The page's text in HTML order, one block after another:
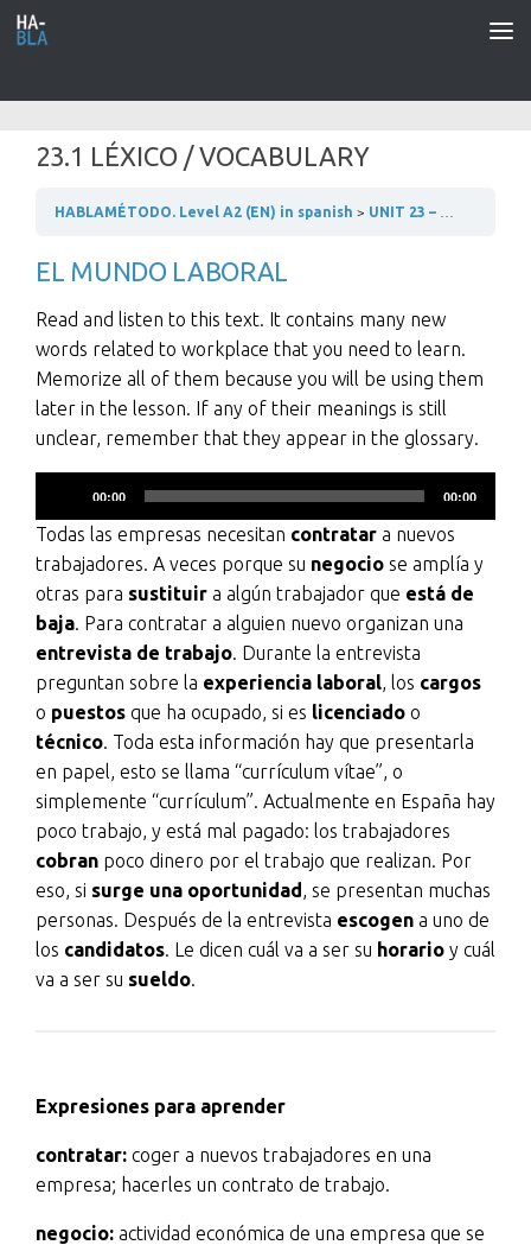
Saltar al contenido
23.1 LÉXICO / VOCABULARY
HABLAMÉTODO. Level A2 (EN) in spanish UNIT 23 – UNA ENTREVISTA DE TRABAJO
EL MUNDO LABORAL
Read and listen to this text. It contains many new
words related to workplace that you need to learn.
Memorize all of them because you will be using them
later in the lesson. If any of their meanings is still
unclear, remember that they appear in the glossary.
de
audio
00:00 00:00
Todas las empresas necesitan contratar a nuevos
trabajadores. A veces porque su negocio se amplía y
otras para sustituir a algún trabajador que está de
baja. Para contratar a alguien nuevo organizan una
entrevista de trabajo. Durante la entrevista
preguntan sobre la experiencia laboral, los cargos
o puestos que ha ocupado, si es licenciado o
técnico. Toda esta información hay que presentarla
en papel, esto se llama “currículum vítae”, o
simplemente “currículum”. Actualmente en España hay
poco trabajo, y está mal pagado: los trabajadores
cobran poco dinero por el trabajo que realizan. Por
eso, si surge una oportunidad, se presentan muchas
personas. Después de la entrevista escogen a uno de
los candidatos. Le dicen cuál va a ser su horario y cuál
va a ser su sueldo.
Expresiones para aprender
contratar: coger a nuevos trabajadores en una
empresa; hacerles un contrato de trabajo.
negocio: actividad económica de una empresa que se